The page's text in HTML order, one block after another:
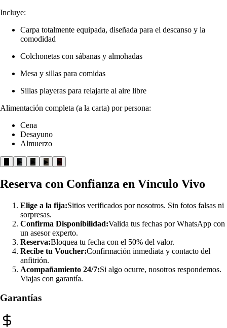
Incluye:
Carpa totalmente equipada, diseñada para el descanso y la
comodidad
Colchonetas con sábanas y almohadas
Mesa y sillas para comidas
Sillas playeras para relajarte al aire libre
Alimentación completa (a la carta) por persona:
Cena
Desayuno
Almuerzo
▶ ▶ ▶ ▶
Reserva con Confianza en Vínculo Vivo
Elige a la fija:Sitios verificados por nosotros. Sin fotos falsas ni
sorpresas.
Confirma Disponibilidad:Valida tus fechas por WhatsApp con
un asesor experto.
Reserva:Bloquea tu fecha con el 50% del valor.
Recibe tu Voucher:Confirmación inmediata y contacto del
anfitrión.
Acompañamiento 24/7:Si algo ocurre, nosotros respondemos.
Viajas con garantía.
Garantías